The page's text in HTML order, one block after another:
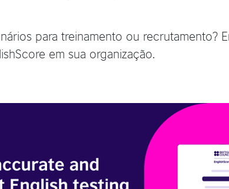
para treinamento ou recrutamento?
em sua organização.